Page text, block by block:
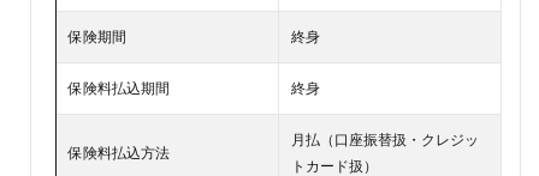
保険期間 終身
保険料払込期間 終身
保険料払込方法
月払（口座振替扱・クレジッ
トカード扱）